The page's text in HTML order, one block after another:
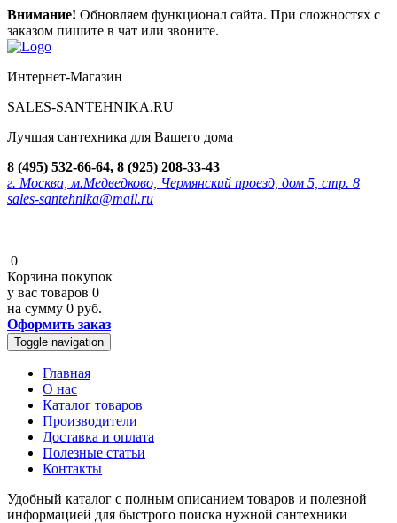
Внимание! Обновляем функционал сайта. При сложностях с
заказом пишите в чат или звоните.
Интернет-Магазин
SALES-SANTEHNIKA.RU
Лучшая сантехника для Вашего дома
8 (495) 532-66-64, 8 (925) 208-33-43
г. Москва, м.Медведково, Чермянский проезд, дом 5, стр. 8
sales-santehnika@mail.ru
0
Корзина покупок
у вас товаров 0
на сумму 0 руб.
Оформить заказ
Toggle navigation
Главная
О нас
Каталог товаров
Производители
Доставка и оплата
Полезные статьи
Контакты
Удобный каталог с полным описанием товаров и полезной
информацией для быстрого поиска нужной сантехники